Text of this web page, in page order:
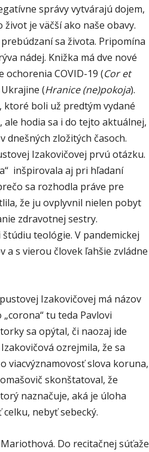
správy vytvárajú dojem,
je väčší ako naše obavy.
sa života. Pripomína
nádej. Knižka má dve nové
ochorenia COVID-19 (Cor et
(Hranice (ne)pokoja).
boli už predtým vydané
hodia sa i do tejto aktuálnej,
zložitých časoch.
Izakovičovej prvú otázku.
inšpirovala aj pri hľadaní
sa rozhodla práve pre
že ju ovplyvnil nielen pobyt
zdravotnej sestry.
teológie. V pandemickej
a s vierou človek ľahšie zvládne
Izakovičovej má názov
„corona“ tu teda Pavlovi
sa opýtal, či naozaj ide
ozrejmila, že sa
viacvýznamovosť slova koruna,
skonštatoval, že
naznačuje, aká je úloha
nebyť sebecký.
Do recitačnej súťaže